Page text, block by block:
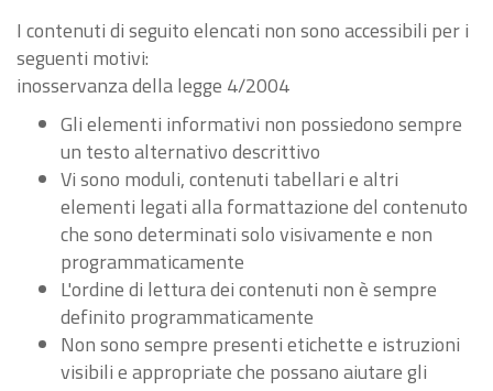
I contenuti di seguito elencati non sono accessibili per i
seguenti motivi:
inosservanza della legge 4/2004
Gli elementi informativi non possiedono sempre
un testo alternativo descrittivo
Vi sono moduli, contenuti tabellari e altri
elementi legati alla formattazione del contenuto
che sono determinati solo visivamente e non
programmaticamente
L'ordine di lettura dei contenuti non è sempre
definito programmaticamente
Non sono sempre presenti etichette e istruzioni
visibili e appropriate che possano aiutare gli